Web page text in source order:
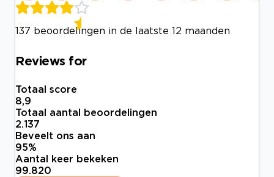
137 beoordelingen in de laatste 12 maanden
Reviews for
Totaal score
8,9
Totaal aantal beoordelingen
2.137
Beveelt ons aan
95%
Aantal keer bekeken
99.820